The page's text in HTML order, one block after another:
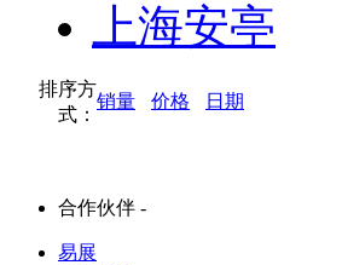
上海安亭
排序方
式：
销量 价格 日期
合作伙伴 -
易展